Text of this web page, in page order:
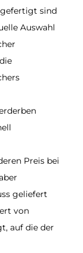
sind
Auswahl
Preis bei
geliefert
von
auf die der